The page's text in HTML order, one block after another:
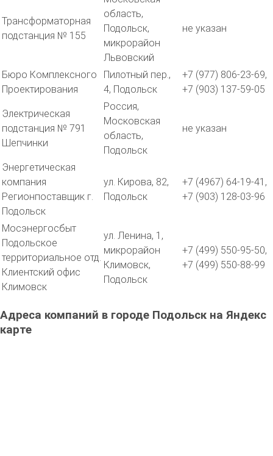
Трансформаторная
подстанция № 155
область,
Подольск,
микрорайон
Львовский
не указан
Бюро Комплексного
Проектирования
Пилотный пер.,
4, Подольск
+7 (977) 806-23-69,
+7 (903) 137-59-05
Электрическая
подстанция № 791
Шепчинки
Россия,
Московская
область,
Подольск
не указан
Энергетическая
компания
Регионпоставщик г.
Подольск
ул. Кирова, 82,
Подольск
+7 (4967) 64-19-41,
+7 (903) 128-03-96
Мосэнергосбыт
Подольское
территориальное отд.
Клиентский офис
Климовск
ул. Ленина, 1,
микрорайон
Климовск,
Подольск
+7 (499) 550-95-50,
+7 (499) 550-88-99
Адреса компаний в городе Подольск на Яндекс
карте